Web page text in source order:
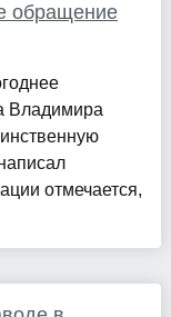
обращение
Владимира
отмечается,